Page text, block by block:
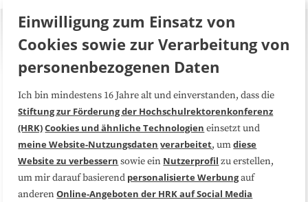
Über uns FAQ
Medienarbeit Kooperationen
Datenschutzerklärung Impressum
Einwilligung zum Einsatz von
Cookies sowie zur Verarbeitung von
personenbezogenen Daten
Ich bin mindestens 16 Jahre alt und einverstanden, dass die
Stiftung zur Förderung der Hochschulrektorenkonferenz
(HRK)Cookies und ähnliche Technologien einsetzt und
meine Website-Nutzungsdaten verarbeitet, umdiese
Website zu verbessern sowie ein Nutzerprofil zu erstellen,
um mir darauf basierend personalisierte Werbungauf
anderenOnline-Angeboten der HRK auf Social Media